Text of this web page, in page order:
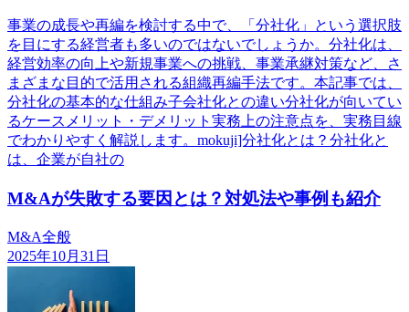
事業の成長や再編を検討する中で、「分社化」という選択肢
を目にする経営者も多いのではないでしょうか。分社化は、
経営効率の向上や新規事業への挑戦、事業承継対策など、さ
まざまな目的で活用される組織再編手法です。本記事では、
分社化の基本的な仕組み子会社化との違い分社化が向いてい
るケースメリット・デメリット実務上の注意点を、実務目線
でわかりやすく解説します。mokuji]分社化とは？分社化と
は、企業が自社の
M&Aが失敗する要因とは？対処法や事例も紹介
M&A全般
2025年10月31日